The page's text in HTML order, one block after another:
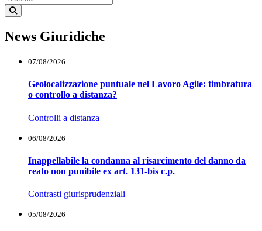
News Giuridiche
07/08/2026
Geolocalizzazione puntuale nel Lavoro Agile: timbratura
o controllo a distanza?
Controlli a distanza
06/08/2026
Inappellabile la condanna al risarcimento del danno da
reato non punibile ex art. 131-bis c.p.
Contrasti giurisprudenziali
05/08/2026